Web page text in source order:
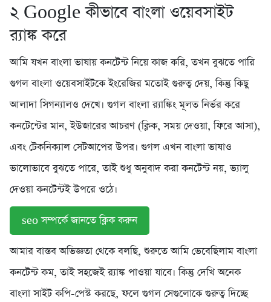
২️ Google কীভাবে বাংলা ওয়েবসাইট
র‍্যাঙ্ক করে
আমি যখন বাংলা ভাষায় কনটেন্ট নিয়ে কাজ করি, তখন বুঝতে পারি
গুগল বাংলা ওয়েবসাইটকে ইংরেজির মতোই গুরুত্ব দেয়, কিন্তু কিছু
আলাদা সিগন্যালও দেখে। গুগল বাংলা র‍্যাঙ্কিং মূলত নির্ভর করে
কনটেন্টের মান, ইউজারের আচরণ (ক্লিক, সময় দেওয়া, ফিরে আসা),
এবং টেকনিক্যাল সেটআপের উপর। গুগল এখন বাংলা ভাষাও
ভালোভাবে বুঝতে পারে, তাই শুধু অনুবাদ করা কনটেন্ট নয়, ভ্যালু
দেওয়া কনটেন্টই উপরে ওঠে।
seo সম্পর্কে জানতে ক্লিক করুন
আমার বাস্তব অভিজ্ঞতা থেকে বলছি, শুরুতে আমি ভেবেছিলাম বাংলা
কনটেন্ট কম, তাই সহজেই র‍্যাঙ্ক পাওয়া যাবে। কিন্তু দেখি অনেক
বাংলা সাইট কপি-পেস্ট করছে, ফলে গুগল সেগুলোকে গুরুত্ব দিচ্ছে